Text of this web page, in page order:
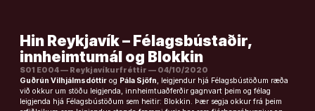
Hin Reykjavík – Félagsbústaðir,
innheimtumál og Blokkin
S01 E004 — Reykjavíkurfréttir — 04/10/2020
Guðrún Vilhjálmsdóttir og Pála Sjöfn, leigjendur hjá Félagsbústöðum ræða
við okkur um stöðu leigjenda, innheimtuaðferðir gagnvart þeim og félag
leigjenda hjá Félagsbústöðum sem heitir: Blokkin. Þær segja okkur frá þeim